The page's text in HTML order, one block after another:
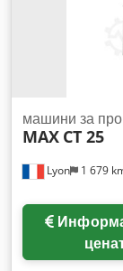
Lyon 1 679
машини за
MAX CT 25
Информация за